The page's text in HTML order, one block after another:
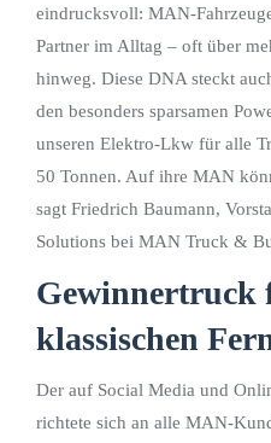
eindrucksvoll: MAN-
Partner im Alltag – oft über
hinweg. Diese DNA steckt
den besonders sparsamen
unseren Elektro-Lkw für alle
50 Tonnen. Auf ihre MAN
sagt Friedrich Baumann,
Solutions bei MAN Truck &
Gewinnertruck
klassischen
Der auf Social Media und
richtete sich an alle MAN-